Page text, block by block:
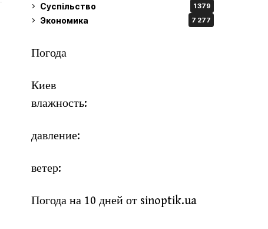
Суспільство 1 379
Экономика 7 277
Погода
Киев
влажность:
давление:
ветер:
Погода на 10 дней от sinoptik.ua